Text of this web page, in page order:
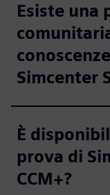
Esiste una
Simcenter
È
prova di
CCM+?